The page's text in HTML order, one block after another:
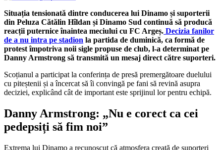
Situația tensionată dintre conducerea lui Dinamo și suporterii
din Peluza Cătălin Hîldan și Dinamo Sud continuă să producă
reacții puternice înaintea meciului cu FC Argeș. Decizia fanilor
de a nu intra pe stadion la partida de duminică, ca formă de
protest împotriva noii sigle propuse de club, l-a determinat pe
Danny Armstrong să transmită un mesaj direct către suporteri.
Scoțianul a participat la conferința de presă premergătoare duelului
cu piteștenii și a încercat să îi convingă pe fani să revină asupra
deciziei, explicând cât de important este sprijinul lor pentru echipă.
Danny Armstrong: „Nu e corect ca cei
pedepsiți să fim noi”
Extrema lui Dinamo a recunoscut că atmosfera creată de suporteri